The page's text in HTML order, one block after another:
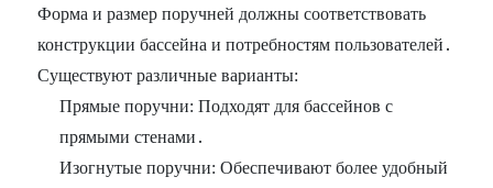
Форма и размер поручней должны соответствовать
конструкции бассейна и потребностям пользователей․
Существуют различные варианты:
Прямые поручни: Подходят для бассейнов с
прямыми стенами․
Изогнутые поручни: Обеспечивают более удобный